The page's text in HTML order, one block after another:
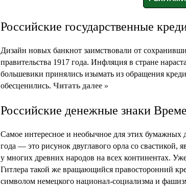
Российские государственные
Дизайн новых банкнот заимствовали от
правительства 1917 года. Инфляция в стране
большевики принялись изымать из обращения
обесценились. Читать далее »
Российские денежные знаки
Самое интересное и необычное для этих бумажных
года — это рисунок двуглавого орла со
у многих древних народов на всех континентах.
Гитлера такой же вращающийся правосторонний
символом немецкого национал-социализма и